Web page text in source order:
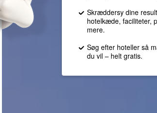
Skræddersy dine
hotelkæde, faciliteter,
mere.
Søg efter hoteller så
du vil – helt gratis.